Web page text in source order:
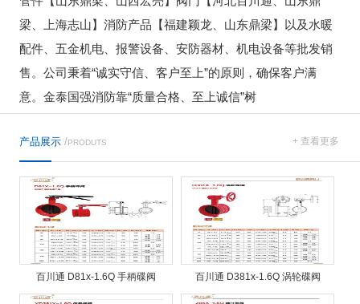
梁、上海志山】消防产品【福建颖龙、山东鼎梁】以及水暖
配件、五金机电、报警设备、安防器材、机电设备等批发销
售。公司秉着“诚实守信、客户至上”的原则，确保客户满
意。金泰国强消防靠“质量合格、至上诚信”树
产品展示 /PRODUTS + 查看更多
百川通 D81x-1.6Q 手柄碟阀 百川通 D381x-1.6Q 涡轮碟阀